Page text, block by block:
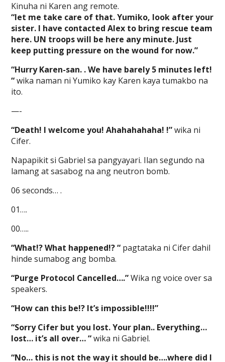
Kinuha ni Karen ang remote.
“let me take care of that. Yumiko, look after your
sister. I have contacted Alex to bring rescue team
here. UN troops will be here any minute. Just
keep putting pressure on the wound for now.”
“Hurry Karen-san. . We have barely 5 minutes left!
“wika naman ni Yumiko kay Karen kaya tumakbo na
ito.
—-
“Death! I welcome you! Ahahahahaha! !”wika ni
Cifer.
Napapikit si Gabriel sa pangyayari. Ilan segundo na
lamang at sasabog na ang neutron bomb.
06 seconds… .
01….
00…..
“What!? What happened!? “ pagtataka ni Cifer dahil
hinde sumabog ang bomba.
“Purge Protocol Cancelled….”Wika ng voice over sa
speakers.
“How can this be!? It’s impossible!!!!”
“Sorry Cifer but you lost. Your plan.. Everything…
lost… it’s all over… “wika ni Gabriel.
“No… this is not the way it should be….where did I